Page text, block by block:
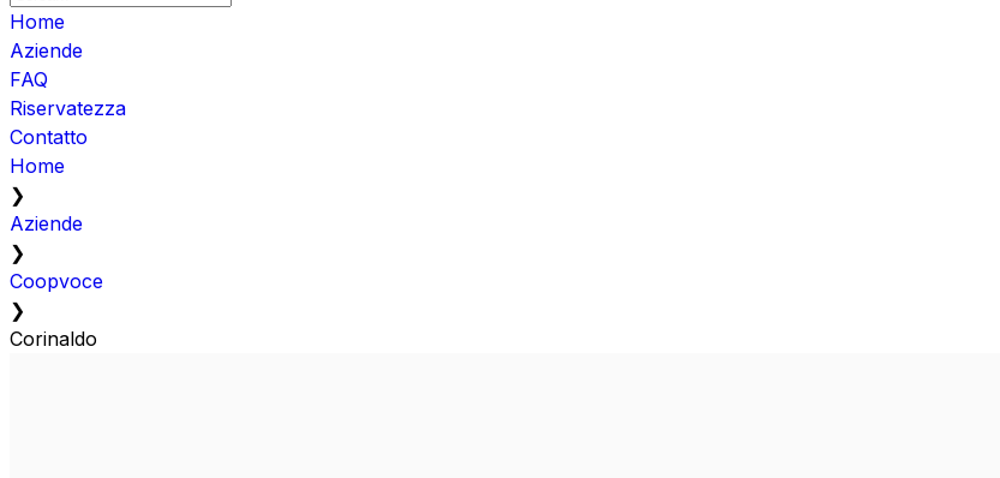
Home
Aziende
FAQ
Riservatezza
Contatto
Home
❯
Aziende
❯
Coopvoce
❯
Corinaldo